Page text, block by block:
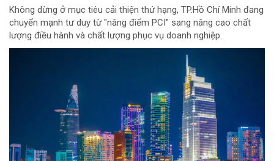
Không dừng ở mục tiêu cải thiện thứ hạng, TP.Hồ Chí Minh đang
chuyển mạnh tư duy từ "nâng điểm PCI" sang nâng cao chất
lượng điều hành và chất lượng phục vụ doanh nghiệp.